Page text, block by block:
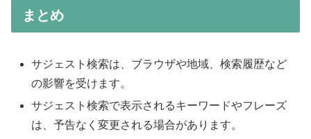
まとめ
サジェスト検索は、ブラウザや地域、検索履歴など
の影響を受けます。
サジェスト検索で表示されるキーワードやフレーズ
は、予告なく変更される場合があります。